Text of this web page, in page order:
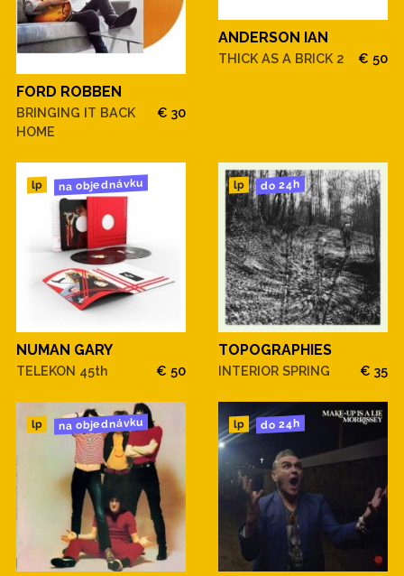
18. Kings Of The World
FORD ROBBEN
BRINGING IT BACK
HOME
€ 30
ANDERSON IAN
THICK AS A BRICK 2 € 50
lp na objednávku
NUMAN GARY
TELEKON 45th € 50
lp do 24h
TOPOGRAPHIES
INTERIOR SPRING € 35
lp na objednávku lp do 24h